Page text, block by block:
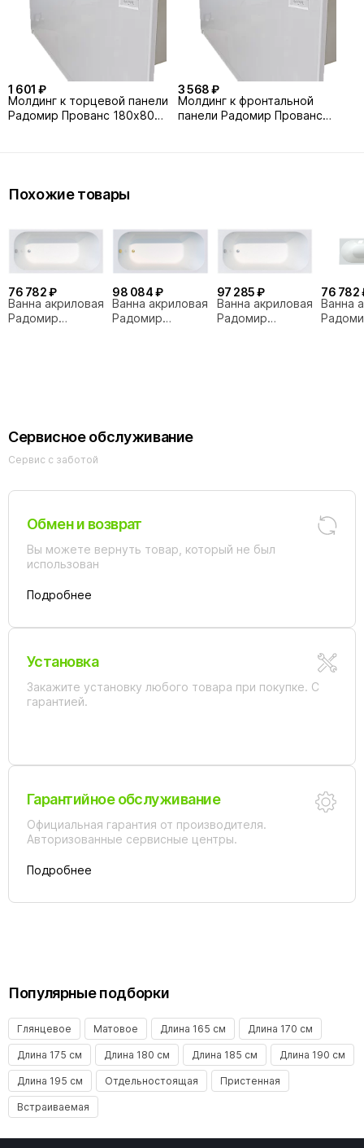
1 601 ₽
Молдинг к торцевой панели
Радомир Прованс 180х80
3 568 ₽
Молдинг к фронтальной
панели Радомир Прованс
Похожие товары
76 782 ₽
Ванна акриловая
Радомир
98 084 ₽
Ванна акриловая
Радомир
97 285 ₽
Ванна акриловая
Радомир
76 782
Ванна
Сервисное обслуживание
Сервис с заботой
Обмен и возврат
Вы можете вернуть товар, который не был
использован
Подробнее
Установка
Закажите установку любого товара при покупке. С
гарантией.
Гарантийное обслуживание
Официальная гарантия от производителя.
Авторизованные сервисные центры.
Подробнее
Популярные подборки
Глянцевое Матовое Длина 165 см Длина 170 см
Длина 175 см Длина 180 см Длина 185 см Длина 190 см
Длина 195 см Отдельностоящая Пристенная
Встраиваемая